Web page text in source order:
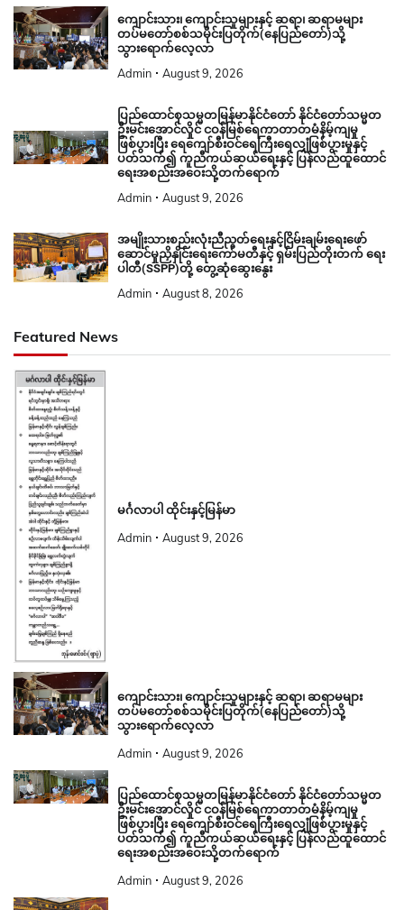
ကျောင်းသား၊ ကျောင်းသူများနှင့် ဆရာ၊ ဆရာမများ
တပ်မတော်စစ်သမိုင်းပြတိုက်(နေပြည်တော်)သို့
သွားရောက်လေ့လာ
Admin August 9, 2026
ပြည်ထောင်စုသမ္မတမြန်မာနိုင်ငံတော် နိုင်ငံတော်သမ္မတ
ဦးမင်းအောင်လှိုင် ငဝန်မြစ်ရေကာတာတမံနိမ့်ကျမှု
ဖြစ်ပွားပြီး ရေကျော်စီးဝင်ရေကြီးရေလျှံဖြစ်ပွားမှုနှင့်
ပတ်သက်၍ ကူညီကယ်ဆယ်ရေးနှင့် ပြန်လည်ထူထောင်
ရေးအစည်းအဝေးသို့တက်ရောက်
Admin August 9, 2026
အမျိုးသားစည်းလုံးညီညွတ်ရေးနှင့်ငြိမ်းချမ်းရေးဖော်
ဆောင်မှုညှိနှိုင်းရေးကော်မတီနှင့် ရှမ်းပြည်တိုးတက် ရေး
ပါတီ(SSPP)တို့ တွေ့ဆုံဆွေးနွေး
Admin August 8, 2026
Featured News
မင်္ဂလာပါ ထိုင်းနှင့်မြန်မာ
Admin August 9, 2026
ကျောင်းသား၊ ကျောင်းသူများနှင့် ဆရာ၊ ဆရာမများ
တပ်မတော်စစ်သမိုင်းပြတိုက်(နေပြည်တော်)သို့
သွားရောက်လေ့လာ
Admin August 9, 2026
ပြည်ထောင်စုသမ္မတမြန်မာနိုင်ငံတော် နိုင်ငံတော်သမ္မတ
ဦးမင်းအောင်လှိုင် ငဝန်မြစ်ရေကာတာတမံနိမ့်ကျမှု
ဖြစ်ပွားပြီး ရေကျော်စီးဝင်ရေကြီးရေလျှံဖြစ်ပွားမှုနှင့်
ပတ်သက်၍ ကူညီကယ်ဆယ်ရေးနှင့် ပြန်လည်ထူထောင်
ရေးအစည်းအဝေးသို့တက်ရောက်
Admin August 9, 2026